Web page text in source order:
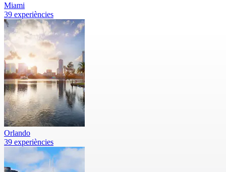
Miami
39 experiències
Orlando
39 experiències